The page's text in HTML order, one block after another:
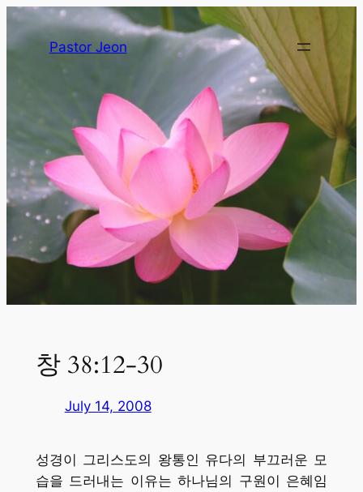
Pastor Jeon
창 38:12-30
July 14, 2008
성경이 그리스도의 왕통인 유다의 부끄러운 모
습을 드러내는 이유는 하나님의 구원이 은혜임